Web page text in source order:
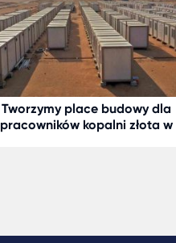
Tworzymy place budowy dla
pracowników kopalni złota w